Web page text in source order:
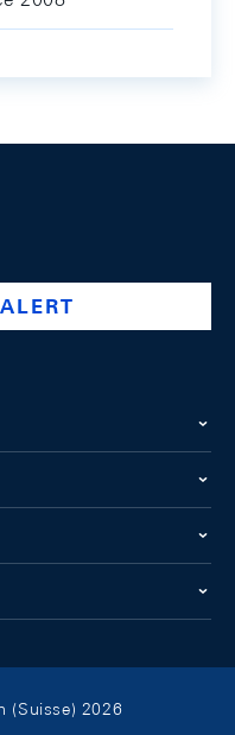
swiss-national-
@swissnationalbank
(Suisse) 2026